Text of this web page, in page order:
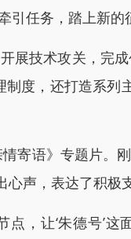
任务，踏上新的
展技术攻关，完
度，还打造系
语》专题片。
声，表达了积极
让‘朱德号’这